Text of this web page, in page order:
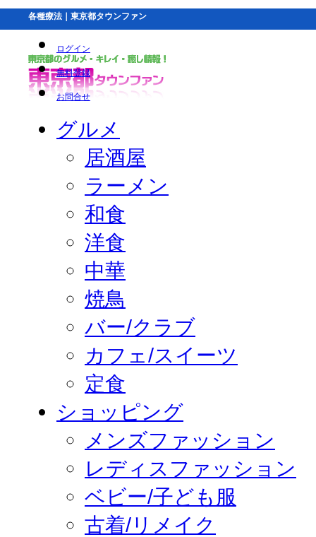
各種療法｜東京都タウンファン
ログイン
無料登録
お問合せ
グルメ
居酒屋
ラーメン
和食
洋食
中華
焼鳥
バー/クラブ
カフェ/スイーツ
定食
ショッピング
メンズファッション
レディスファッション
ベビー/子ども服
古着/リメイク